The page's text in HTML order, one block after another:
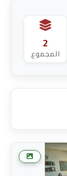
2
المجموع